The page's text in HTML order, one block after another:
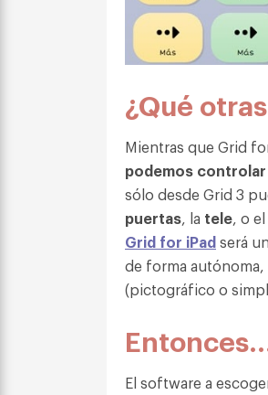
¿Qué
Mientras que Grid
podemos controlar
sólo desde Grid 3
puertas, la tele, o
Grid for iPadserá
de forma
(pictográfico o
El software a